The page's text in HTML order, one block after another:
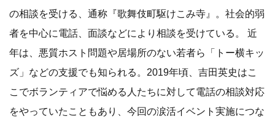
の相談を受ける、通称『歌舞伎町駆けこみ寺』。社会的弱
者を中心に電話、面談などにより相談を受けている。 近
年は、悪質ホスト問題や居場所のない若者ら「トー横キッ
ズ」などの支援でも知られる。2019年頃、吉田英史はこ
こでボランティアで悩める人たちに対して電話の相談対応
をやっていたこともあり、今回の涙活イベント実施につな